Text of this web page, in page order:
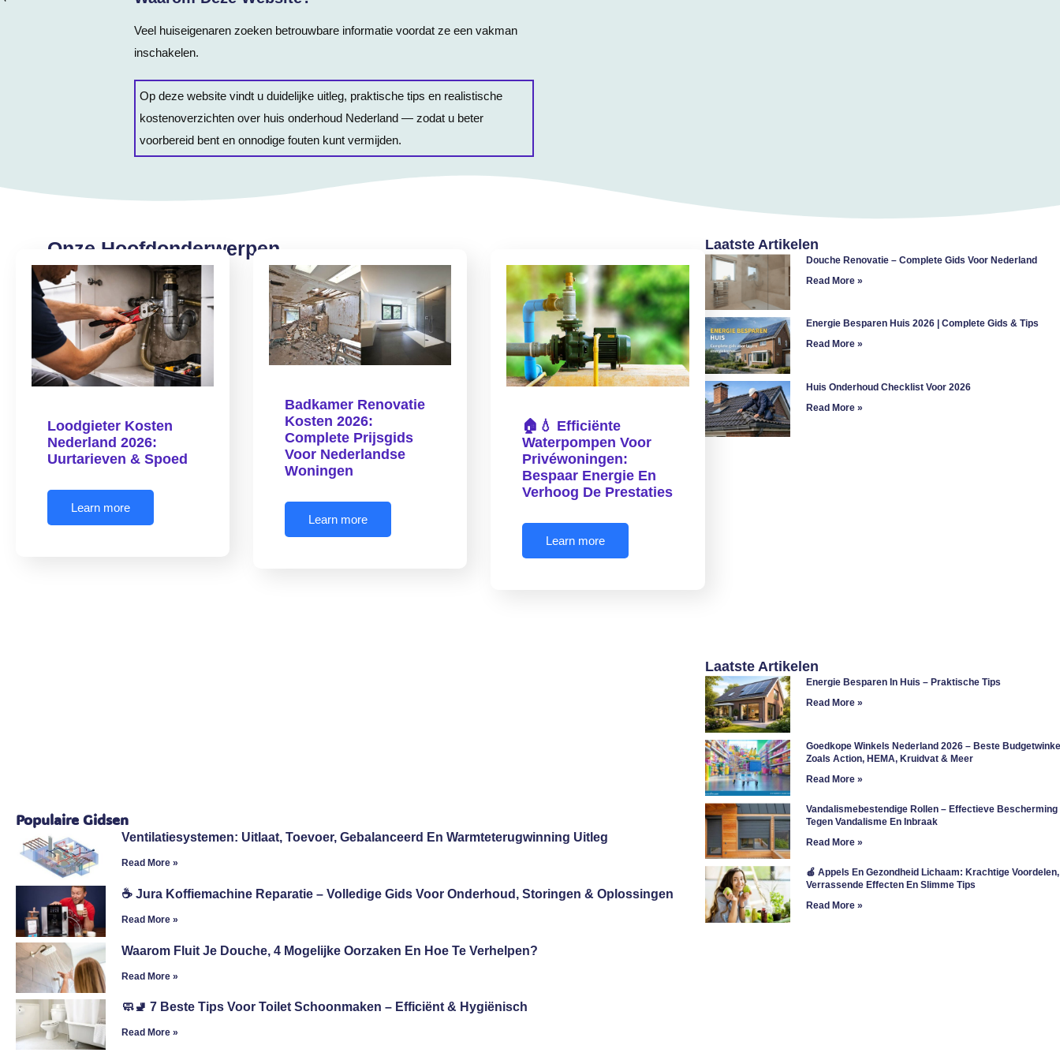
Veel huiseigenaren zoeken betrouwbare informatie voordat ze een vakman
inschakelen.
Op deze website vindt u duidelijke uitleg, praktische tips en realistische
kostenoverzichten over huis onderhoud Nederland — zodat u beter
voorbereid bent en onnodige fouten kunt vermijden.
Onze Hoofdonderwerpen
Loodgieter Kosten
Nederland 2026:
Uurtarieven & Spoed
Learn more
Badkamer Renovatie
Kosten 2026:
Complete Prijsgids
Voor Nederlandse
Woningen
Learn more
🏠💧 Efficiënte
Waterpompen Voor
Privéwoningen:
Bespaar Energie En
Verhoog De Prestaties
Learn more
Populaire Gidsen
Ventilatiesystemen: Uitlaat, Toevoer, Gebalanceerd En Warmteterugwinning Uitleg
Read More »
☕ Jura Koffiemachine Reparatie – Volledige Gids Voor Onderhoud, Storingen & Oplossingen
Read More »
Waarom Fluit Je Douche, 4 Mogelijke Oorzaken En Hoe Te Verhelpen?
Read More »
🧼🚽 7 Beste Tips Voor Toilet Schoonmaken – Efficiënt & Hygiënisch
Read More »
Laatste Artikelen
Douche Renovatie – Complete Gids Voor Nederland
Read More »
Energie Besparen Huis 2026 | Complete Gids & Tips
Read More »
Huis Onderhoud Checklist Voor 2026
Read More »
Laatste Artikelen
Energie Besparen In Huis – Praktische Tips
Read More »
Goedkope Winkels Nederland 2026 – Beste
Zoals Action, HEMA, Kruidvat & Meer
Read More »
Vandalismebestendige Rollen – Effectieve Bescherming
Tegen Vandalisme En Inbraak
Read More »
🍎 Appels En Gezondheid Lichaam: Krachtige Voordelen,
Verrassende Effecten En Slimme Tips
Read More »